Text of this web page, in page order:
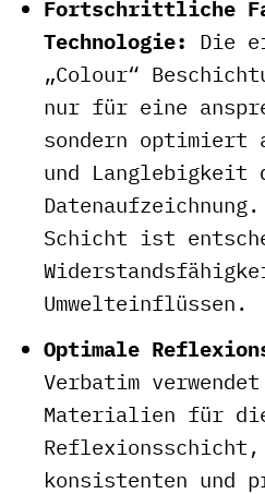
Fortschrittliche
Technologie: Die
„Colour“
nur für eine
sondern optimiert
und Langlebigkeit
Schicht ist
Umwelteinflüssen.
Optimale
Verbatim
Materialien für
konsistenten und